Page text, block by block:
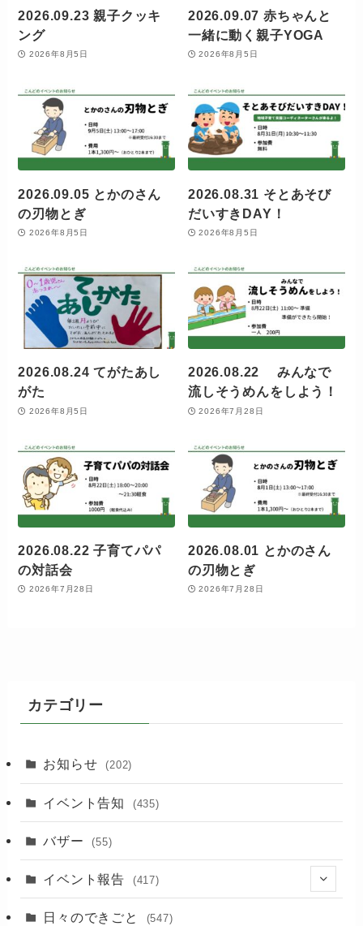
2026.09.23 親子クッキ
ング
2026年8月5日
2026.09.07 赤ちゃんと
一緒に動く親子YOGA
2026年8月5日
2026.09.05 とかのさん
の刃物とぎ
2026年8月5日
2026.08.31 そとあそび
だいすきDAY！
2026年8月5日
2026.08.24 てがたあし
がた
2026年8月5日
2026.08.22 みんなで
流しそうめんをしよう！
2026年7月28日
2026.08.22 子育てパパ
の対話会
2026年7月28日
2026.08.01 とかのさん
の刃物とぎ
2026年7月28日
カテゴリー
お知らせ (202)
イベント告知 (435)
バザー (55)
イベント報告 (417)
(2)
日々のできごと (547)